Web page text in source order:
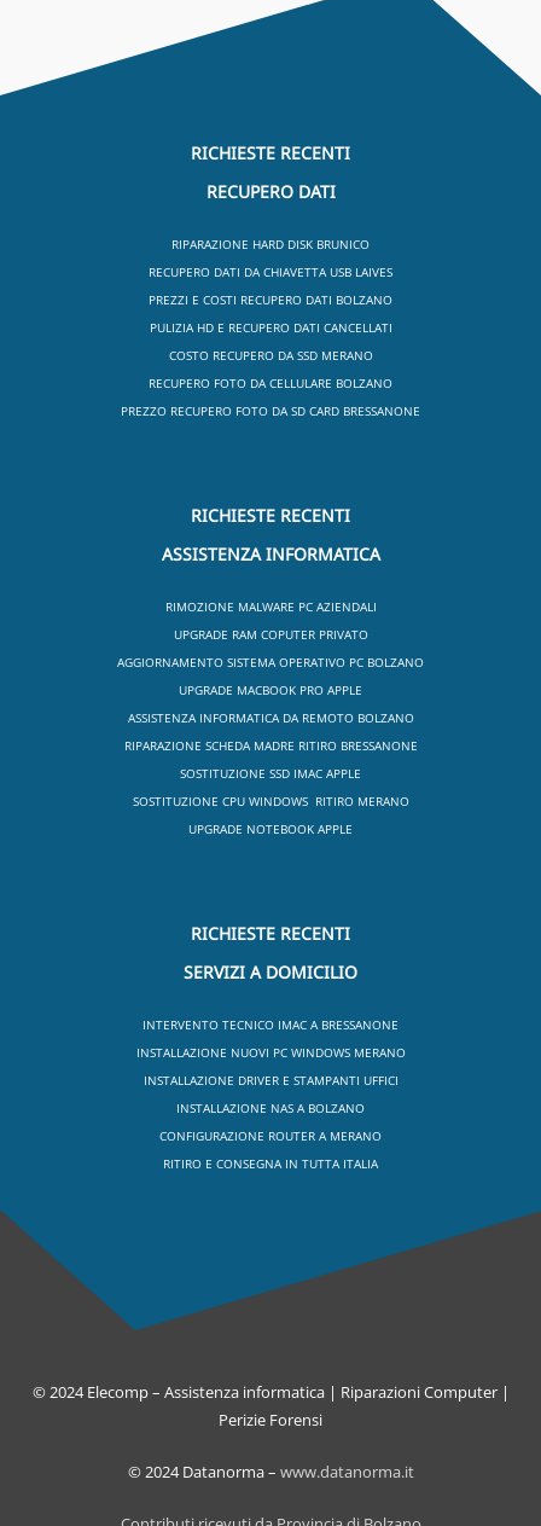
RICHIESTE RECENTI
RECUPERO DATI
RIPARAZIONE HARD DISK BRUNICO
RECUPERO DATI DA CHIAVETTA USB LAIVES
PREZZI E COSTI RECUPERO DATI BOLZANO
PULIZIA HD E RECUPERO DATI CANCELLATI
COSTO RECUPERO DA SSD MERANO
RECUPERO FOTO DA CELLULARE BOLZANO
PREZZO RECUPERO FOTO DA SD CARD BRESSANONE
RICHIESTE RECENTI
ASSISTENZA INFORMATICA
RIMOZIONE MALWARE PC AZIENDALI
UPGRADE RAM COPUTER PRIVATO
AGGIORNAMENTO SISTEMA OPERATIVO PC BOLZANO
UPGRADE MACBOOK PRO APPLE
ASSISTENZA INFORMATICA DA REMOTO BOLZANO
RIPARAZIONE SCHEDA MADRE RITIRO BRESSANONE
SOSTITUZIONE SSD IMAC APPLE
SOSTITUZIONE CPU WINDOWS RITIRO MERANO
UPGRADE NOTEBOOK APPLE
RICHIESTE RECENTI
SERVIZI A DOMICILIO
INTERVENTO TECNICO IMAC A BRESSANONE
INSTALLAZIONE NUOVI PC WINDOWS MERANO
INSTALLAZIONE DRIVER E STAMPANTI UFFICI
INSTALLAZIONE NAS A BOLZANO
CONFIGURAZIONE ROUTER A MERANO
RITIRO E CONSEGNA IN TUTTA ITALIA
© 2024 Elecomp – Assistenza informatica | Riparazioni Computer |
Perizie Forensi
© 2024 Datanorma – www.datanorma.it